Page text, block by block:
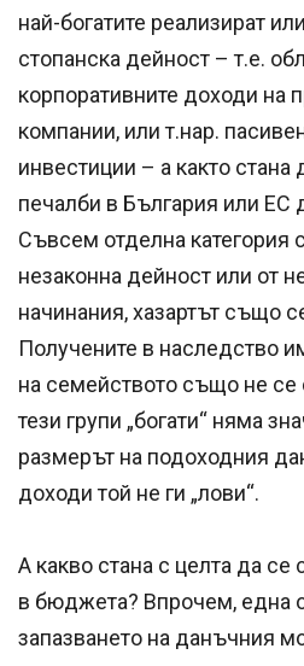
най-богатите реализират
стопанска дейност – т.е.
корпоративните доходи на
компании, или т.нар.
инвестиции – а както стана
печалби в България или
Съвсем отделна категория
незаконна дейност или от
начинания, хазартът също
Получените в наследство
на семейството също не се
тези групи „богати“ няма
размерът на подоходния
доходи той не ги „лови“.
А какво стана с целта да се
в бюджета? Впрочем, една
запазването на данъчния